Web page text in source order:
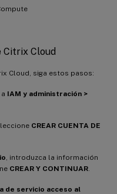
Citrix Cloud
Cloud, siga estos pasos:
IAM y administración >
CREAR CUENTA DE
, introduzca la información
CREAR Y CONTINUAR
de servicio acceso al